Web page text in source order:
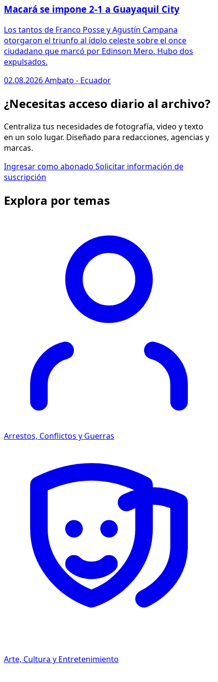
Macará se impone 2-1 a Guayaquil City
Los tantos de Franco Posse y Agustín Campana
otorgaron el triunfo al ídolo celeste sobre el once
ciudadano que marcó por Edinson Mero. Hubo dos
expulsados.
02.08.2026Ambato - Ecuador
¿Necesitas acceso diario al archivo?
Centraliza tus necesidades de fotografía, video y texto
en un solo lugar. Diseñado para redacciones, agencias y
marcas.
Ingresar como abonado Solicitar información de
suscripción
Explora por temas
Arrestos, Conflictos y Guerras
Arte, Cultura y Entretenimiento